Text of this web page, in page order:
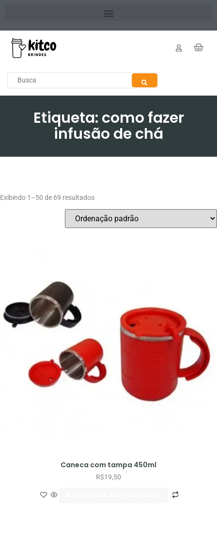
Etiqueta: como fazer
infusão de chá
Exibindo 1–50 de 69 resultados
Caneca com tampa 450ml
R$19,50